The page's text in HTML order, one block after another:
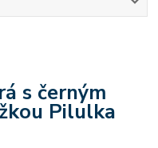
s černým
Pilulka